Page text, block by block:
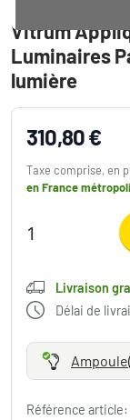
Vitrum
Luminaires
lumière
310,80 €
Taxe comprise, en
en France
Livraison
Délai de
Référence article: